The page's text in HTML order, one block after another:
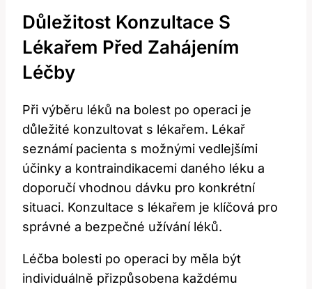
Důležitost Konzultace S
Lékařem Před ⁣zahájením
Léčby
Při výběru léků⁣ na bolest po operaci je
důležité‌ konzultovat s lékařem. Lékař
seznámí pacienta‍ s ‌možnými vedlejšími
účinky a kontraindikacemi daného léku a
doporučí⁢ vhodnou dávku pro⁣ konkrétní
situaci. Konzultace s ⁢lékařem je klíčová pro
správné a bezpečné užívání léků.
Léčba bolesti po operaci by⁤ měla být‌
individuálně přizpůsobena každému